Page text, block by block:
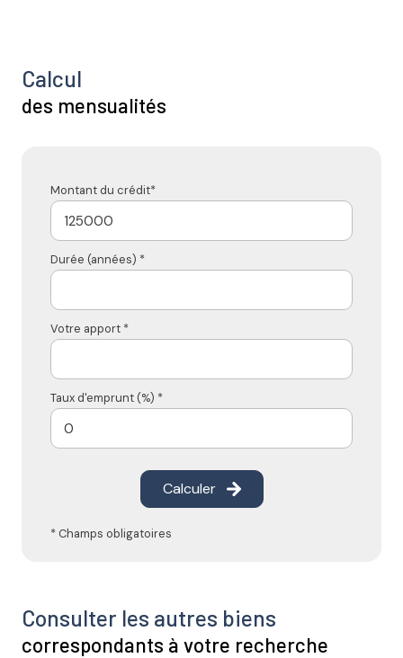
Calcul
des mensualités
Montant du crédit*
Durée (années) *
Votre apport *
Taux d'emprunt (%) *
Calculer
* Champs obligatoires
Consulter les autres biens
correspondants à votre recherche